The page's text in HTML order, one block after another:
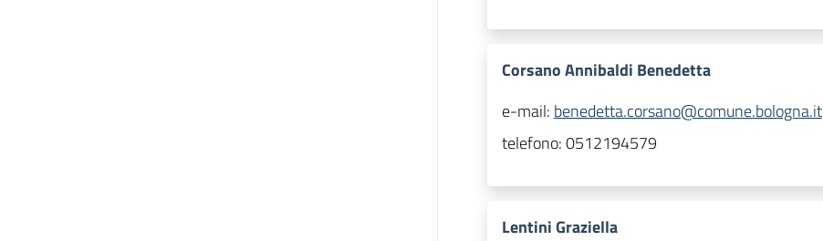
Corsano Annibaldi Benedetta
e-mail: benedetta.corsano@comune.bologna.it
telefono:0512194579
Lentini Graziella